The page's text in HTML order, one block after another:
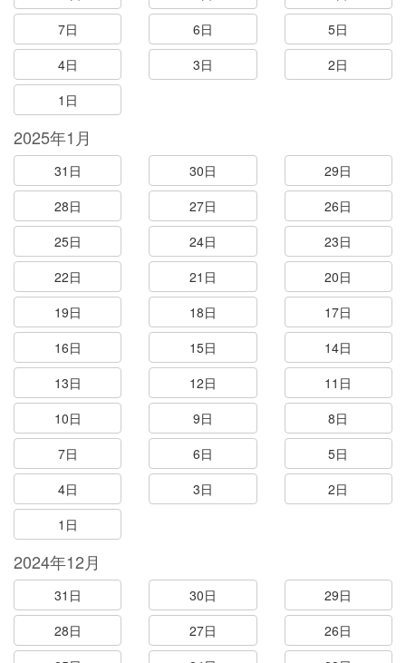
7日
6日
5日
4日
3日
2日
1日
2025年1月
31日 30日
29日
28日
27日
26日
25日
24日
23日
22日
21日
20日
19日
18日
17日
16日
15日
14日
13日
12日
11日
10日
9日
8日
7日
6日
5日
4日
3日
2日
1日
2024年12月
31日 30日
29日
28日
27日
26日